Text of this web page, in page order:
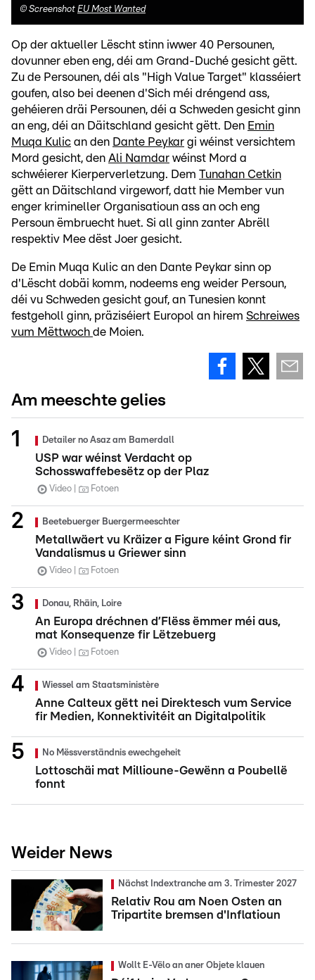
© Screenshot EU Most Wanted
Op der aktueller Lëscht stinn iwwer 40 Persounen,
dovunner eben eng, déi am Grand-Duché gesicht gëtt.
Zu de Persounen, déi als "High Value Target" klasséiert
goufen, also bei deenen d'Sich méi dréngend ass,
gehéieren dräi Persounen, déi a Schweden gesicht ginn
an eng, déi an Däitschland gesicht gëtt. Den Emin
Muqa Kulic an den Dante Peykar gi wéinst versichtem
Mord gesicht, den Ali Namdar wéinst Mord a
schwéierer Kierperverletzung. Dem Tunahan Cetkin
gëtt an Däitschland virgeworf, datt hie Member vun
enger krimineller Organisatioun ass an och eng
Persoun ëmbruecht huet. Si all ginn zanter Abrëll
respektiv Mee dëst Joer gesicht.
De Emin Muqa Kulic an den Dante Peykar sinn op
d'Lëscht dobäi komm, nodeems eng weider Persoun,
déi vu Schweden gesicht gouf, an Tunesien konnt
festgeholl ginn, präziséiert Europol an hirem Schreiwes
vum Mëttwoch de Moien.
Am meeschte gelies
Detailer no Asaz am Bamerdall
USP war wéinst Verdacht op
Schosswaffebesëtz op der Plaz
Video Fotoen
Beetebuerger Buergermeeschter
Metallwäert vu Kräizer a Figure kéint Grond fir
Vandalismus u Griewer sinn
Video Fotoen
Donau, Rhäin, Loire
An Europa dréchnen d’Flëss ëmmer méi aus,
mat Konsequenze fir Lëtzebuerg
Video Fotoen
Wiessel am Staatsministère
Anne Calteux gëtt nei Direktesch vum Service
fir Medien, Konnektivitéit an Digitalpolitik
No Mëssverständnis ewechgeheit
Lottoschäi mat Millioune-Gewënn a Poubellë
fonnt
Weider News
Nächst Indextranche am 3. Trimester 2027
Relativ Rou am Noen Osten an
Tripartite bremsen d'Inflatioun
Wollt E-Vëlo an aner Objete klauen